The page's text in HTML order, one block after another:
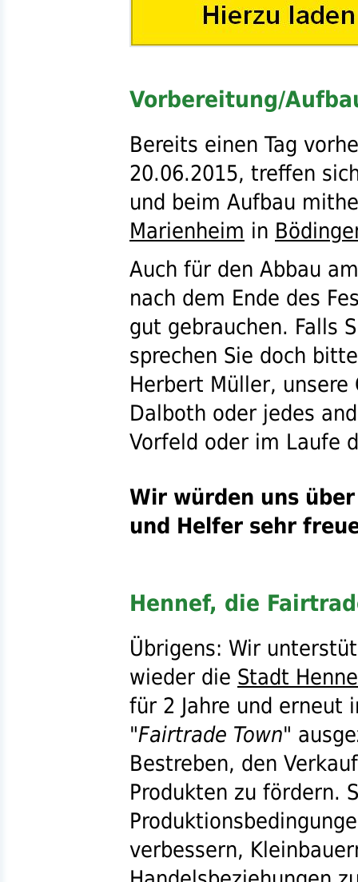
Vorbereitung/
Bereits einen Tag
20.06.2015, treffen
und beim Aufbau
Marienheim in
Auch für den Abbau
nach dem Ende des
gut gebrauchen. Falls
sprechen Sie doch
Herbert Müller,
Dalboth oder jedes
Vorfeld oder im Laufe
Wir würden uns
und Helfer sehr
Hennef, die
Übrigens: Wir
wieder die Stadt
für 2 Jahre und erneut
"Fairtrade Town"
Bestreben, den
Produkten zu fördern.
verbessern,